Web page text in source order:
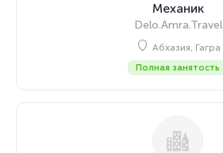
Механик
Delo.Amra.Travel
Абхазия, Гагра
Полная занятость